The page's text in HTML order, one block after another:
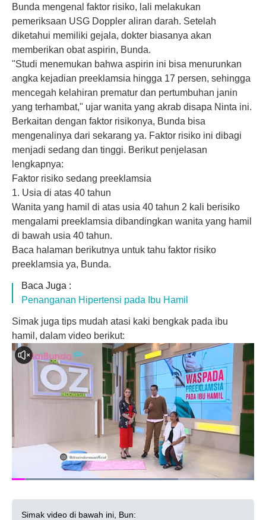
Bunda mengenal faktor risiko, lali melakukan
pemeriksaan USG Doppler aliran darah. Setelah
diketahui memiliki gejala, dokter biasanya akan
memberikan obat aspirin, Bunda.
"Studi menemukan bahwa aspirin ini bisa menurunkan
angka kejadian preeklamsia hingga 17 persen, sehingga
mencegah kelahiran prematur dan pertumbuhan janin
yang terhambat," ujar wanita yang akrab disapa Ninta ini.
Berkaitan dengan faktor risikonya, Bunda bisa
mengenalinya dari sekarang ya. Faktor risiko ini dibagi
menjadi sedang dan tinggi. Berikut penjelasan
lengkapnya:
Faktor risiko sedang preeklamsia
1. Usia di atas 40 tahun
Wanita yang hamil di atas usia 40 tahun 2 kali berisiko
mengalami preeklamsia dibandingkan wanita yang hamil
di bawah usia 40 tahun.
Baca halaman berikutnya untuk tahu faktor risiko
preeklamsia ya, Bunda.
Baca Juga :
Penanganan Hipertensi pada Ibu Hamil
Simak juga tips mudah atasi kaki bengkak pada ibu
hamil, dalam video berikut:
Simak video di bawah ini, Bun: